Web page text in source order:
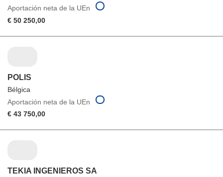
Aportación neta de la UEn
€ 50 250,00
POLIS
Bélgica
Aportación neta de la UEn
€ 43 750,00
TEKIA INGENIEROS SA